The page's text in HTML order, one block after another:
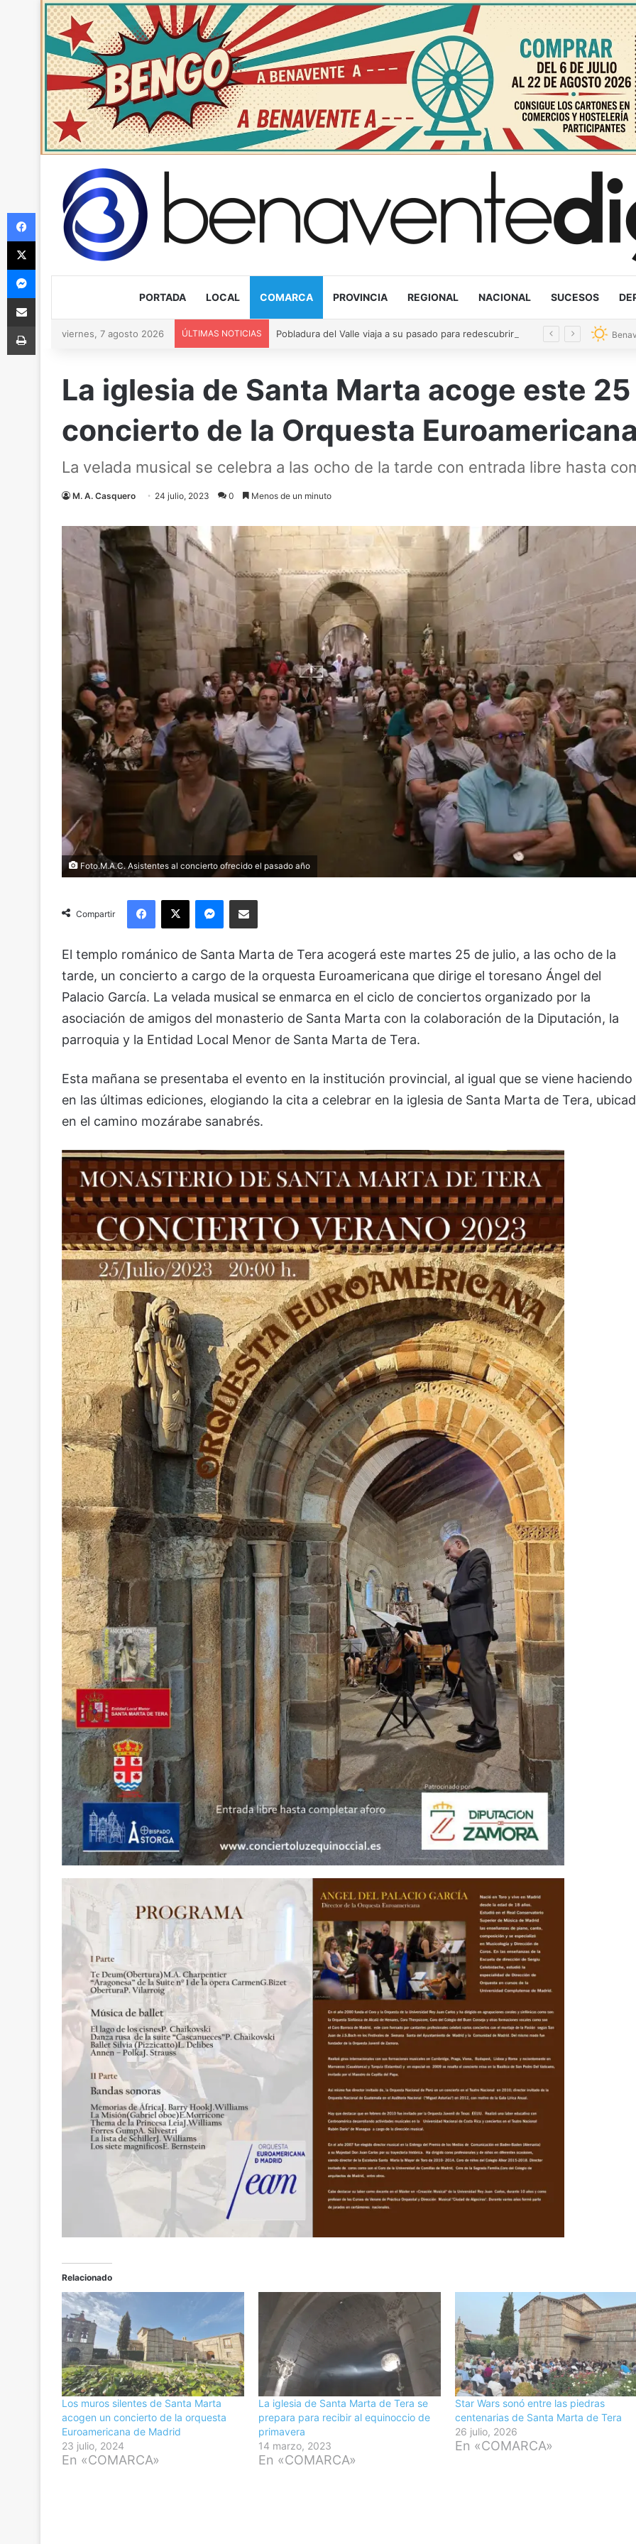
PORTADA LOCAL COMARCA PROVINCIA REGIONAL NACIONAL SUCESOS
viernes, 7 agosto 2026 ÚLTIMAS NOTICIAS
La iglesia de Santa Marta acoge este
concierto de la Orquesta
La velada musical se celebra a las ocho de la tarde con entrada libre hasta
M. A. Casquero 24 julio, 2023 0 Menos de un minuto
Foto.M.A.C. Asistentes al concierto ofrecido el pasado año
Compartir
Facebook
X Messenger
Compartir via Email
El templo románico de Santa Marta de Tera acogerá este martes 25 de julio, a las ocho de la
tarde, un concierto a cargo de la orquesta Euroamericana que dirige el toresano Ángel del
Palacio García. La velada musical se enmarca en el ciclo de conciertos organizado por la
asociación de amigos del monasterio de Santa Marta con la colaboración de la Diputación, la
parroquia y la Entidad Local Menor de Santa Marta de Tera.
Esta mañana se presentaba el evento en la institución provincial, al igual que se viene haciendo
en las últimas ediciones, elogiando la cita a celebrar en la iglesia de Santa Marta de Tera,
en el camino mozárabe sanabrés.
Relacionado
Los muros silentes de Santa Marta
acogen un concierto de la orquesta
Euroamericana de Madrid
23 julio, 2024
En «COMARCA»
La iglesia de Santa Marta de Tera se
prepara para recibir al equinoccio de
primavera
14 marzo, 2023
En «COMARCA»
Star Wars sonó entre las piedras
centenarias de Santa Marta de Tera
26 julio, 2026
En «COMARCA»
Facebook
X
Messenger
Compartir via Email